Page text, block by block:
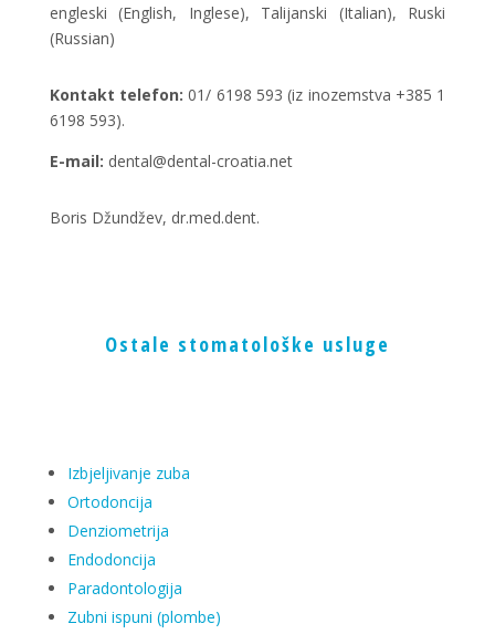
engleski (English, Inglese), Talijanski (Italian), Ruski
(Russian)
Kontakt telefon: 01/ 6198 593 (iz inozemstva +385 1
6198 593).
E-mail: dental@dental-croatia.net
Boris Džundžev, dr.med.dent.
Ostale stomatološke usluge
Izbjeljivanje zuba
Ortodoncija
Denziometrija
Endodoncija
Paradontologija
Zubni ispuni (plombe)